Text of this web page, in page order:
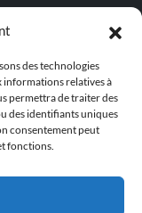
des technologies
informations relatives à
permettra de traiter des
des identifiants uniques
consentement peut
fonctions.